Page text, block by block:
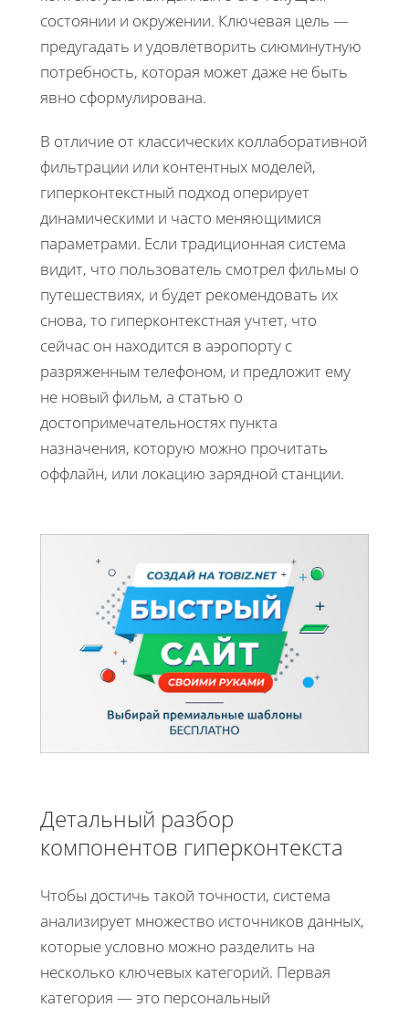
состоянии и окружении. Ключевая цель —
предугадать и удовлетворить сиюминутную
потребность, которая может даже не быть
явно сформулирована.
В отличие от классических коллаборативной
фильтрации или контентных моделей,
гиперконтекстный подход оперирует
динамическими и часто меняющимися
параметрами. Если традиционная система
видит, что пользователь смотрел фильмы о
путешествиях, и будет рекомендовать их
снова, то гиперконтекстная учтет, что
сейчас он находится в аэропорту с
разряженным телефоном, и предложит ему
не новый фильм, а статью о
достопримечательностях пункта
назначения, которую можно прочитать
оффлайн, или локацию зарядной станции.
Детальный разбор
компонентов гиперконтекста
Чтобы достичь такой точности, система
анализирует множество источников данных,
которые условно можно разделить на
несколько ключевых категорий. Первая
категория — это персональный